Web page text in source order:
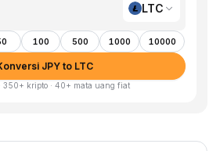
LTC
100 500 1000 10000
JPY to LTC
350+ kripto · 40+ mata uang fiat